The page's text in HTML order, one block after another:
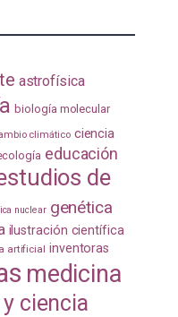
astrofísica
biología molecular
climático ciencia
educación
de
nuclear genética
ilustración científica
artificial inventoras
medicina
ciencia